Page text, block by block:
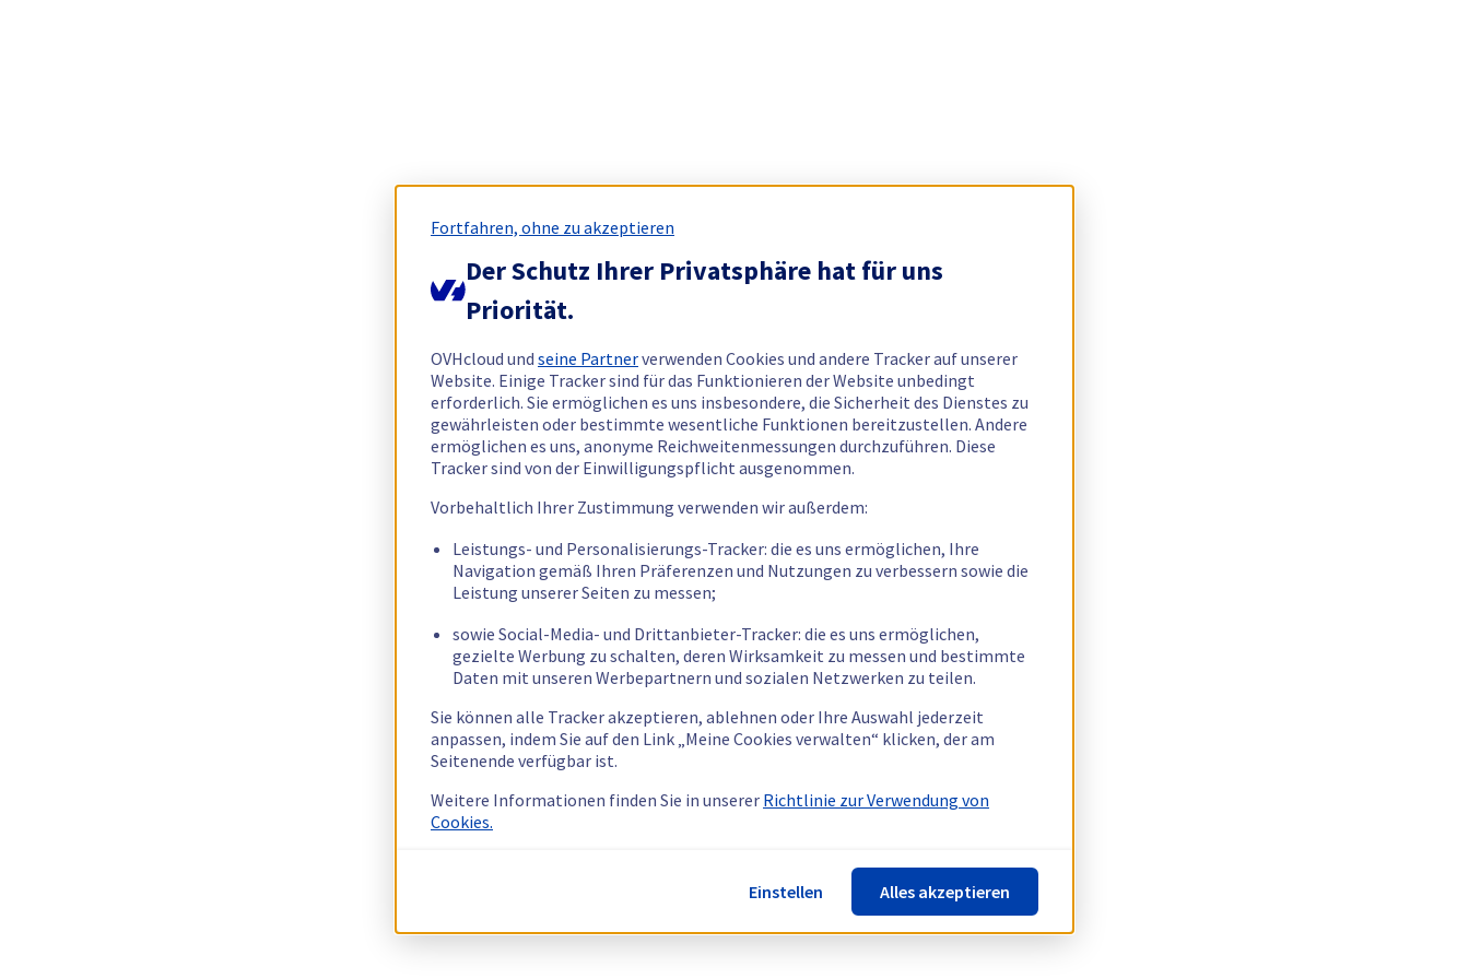
Fortfahren, ohne zu akzeptieren
Der Schutz Ihrer Privatsphäre hat für uns
Priorität.
OVHcloud und seine Partnerverwenden Cookies und andere Tracker auf unserer
Website. Einige Tracker sind für das Funktionieren der Website unbedingt
erforderlich. Sie ermöglichen es uns insbesondere, die Sicherheit des Dienstes zu
gewährleisten oder bestimmte wesentliche Funktionen bereitzustellen. Andere
ermöglichen es uns, anonyme Reichweitenmessungen durchzuführen. Diese
Tracker sind von der Einwilligungspflicht ausgenommen.
Vorbehaltlich Ihrer Zustimmung verwenden wir außerdem:
Leistungs- und Personalisierungs-Tracker: die es uns ermöglichen, Ihre
Navigation gemäß Ihren Präferenzen und Nutzungen zu verbessern sowie die
Leistung unserer Seiten zu messen;
sowie Social-Media- und Drittanbieter-Tracker: die es uns ermöglichen,
gezielte Werbung zu schalten, deren Wirksamkeit zu messen und bestimmte
Daten mit unseren Werbepartnern und sozialen Netzwerken zu teilen.
Sie können alle Tracker akzeptieren, ablehnen oder Ihre Auswahl jederzeit
anpassen, indem Sie auf den Link „Meine Cookies verwalten“ klicken, der am
Seitenende verfügbar ist.
Weitere Informationen finden Sie in unserer Richtlinie zur Verwendung von
Cookies.
Einstellen Alles akzeptieren